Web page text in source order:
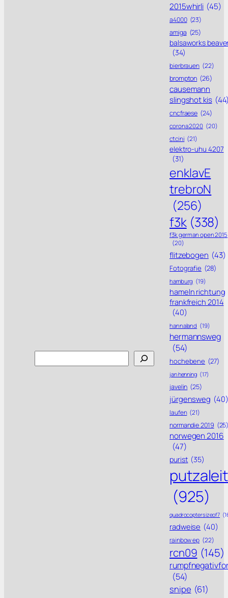
2015whirli (45)
a4000 (23)
amiga (25)
balsaworks
(34)
bierbrauen (22)
brompton (26)
causemann
slingshot kis
cncfraese (24)
corona 2020 (20)
ctcini (21)
elektro-uhu 4207
(31)
enklavE
trebroN
(256)
f3k (338)
f3k german open 2015
(20)
flitzebogen (43)
Fotografie (28)
hamburg (19)
hameln richtung
frankfreich 2014
(40)
hannaland (19)
hermannsweg
(54)
hochebene (27)
jan henning (17)
javelin (25)
jürgensweg (40)
laufen (21)
normandie 2019
norwegen 2016
(47)
purist (35)
putzaleit
(925)
quadrocoptersizeof7
radweise (40)
rainbow ep (22)
rcn09 (145)
(54)
snipe (61)